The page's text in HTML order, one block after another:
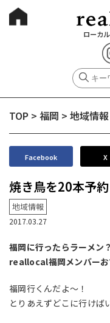
ローカ
TOP > 福岡 > 地域情報
Facebook X
焼き鳥を20本予約
地域情報
2017.03.27
福岡に行ったらラーメン
reallocal福岡メンバーお
福岡行くんだよ～！
とりあえずどこに行けば